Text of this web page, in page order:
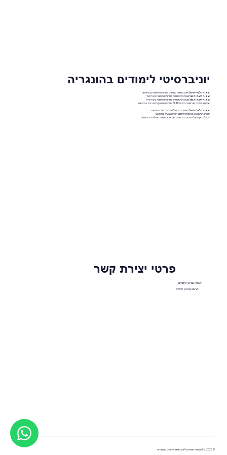
יוניברסיטי לימודים בהונגריה
נציגות בלעדית שלאוניברסיטת סמלוויס לתחומי הרפואה בבודפשט
נציגות רשמית שלאוניברסיטת סגד לתחומי הרפואה בעיר סגד
נציגות רשמית שלאוניברסיטת פייץ לתחומי הרפואה בעיר פייץ
נציגות בלעדית של אוניברסיטת ELTE לפסיכולוגיה קלינית בעיר בודפשט
נציגות בלעדית שלהאוניברסיטה לוטרינריה של בודפשט
האוניברסיטה הטכנולוגית לתחומי הנדסה בעיר בודפשט
מכללת מקדניאל המכינה הרשמית של אוניברסיטת סמלוויס בבודפשט
פרטי יצירת קשר
לשיחה עם יועץ לימודים
לצ'אט עם יועץ לימודים
© 2025. כל הזכויות שמורות ליוניברסיטי לימודים בהונגריה